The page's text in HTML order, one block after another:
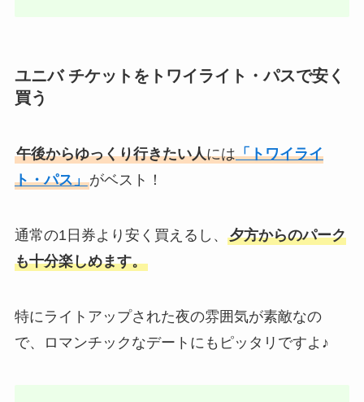
ユニバ チケットをトワイライト・パスで安く
買う
午後からゆっくり行きたい人には「トワイライ
ト・パス」がベスト！
通常の1日券より安く買えるし、 夕方からのパーク
も十分楽しめます。
特にライトアップされた夜の雰囲気が素敵なの
で、ロマンチックなデートにもピッタリですよ♪